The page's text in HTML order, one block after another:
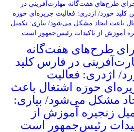
طرح‌های هفت‌گانه
در فارس کلید
اژدری: فعالیت
حوزه اشتغال باعث
مشکل می‌شود/ بیاری:
زنجیره آموزش از
رئیس‌جمهور است